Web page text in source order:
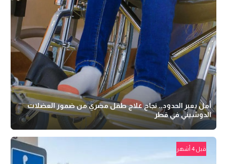
أمل يعبر الحدود.. نجاح علاج طفل مصري من ضمور العضلات
الدوشيني في قطر
قبل 4 أشهر